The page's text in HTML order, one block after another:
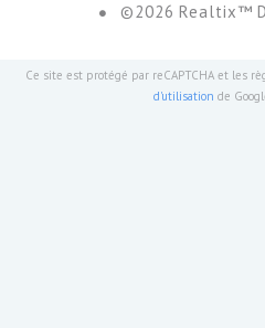
©2026 Realtix™
Ce site est protégé par reCAPTCHA et les
d'utilisation de